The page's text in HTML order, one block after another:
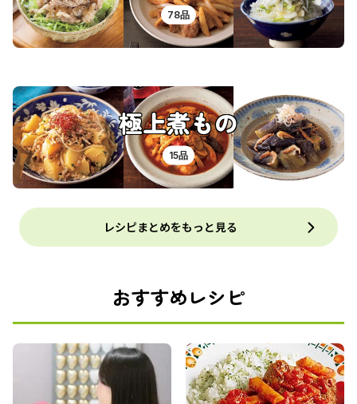
78品
極上煮もの
15品
レシピまとめをもっと見る
おすすめレシピ